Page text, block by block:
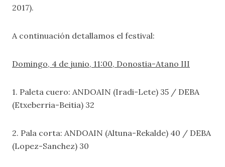
2017).
A continuación detallamos el festival:
Domingo, 4 de junio, 11:00, Donostia-Atano III
1. Paleta cuero: ANDOAIN (Iradi-Lete) 35 / DEBA
(Etxeberria-Beitia) 32
2. Pala corta: ANDOAIN (Altuna-Rekalde) 40 / DEBA
(Lopez-Sanchez) 30